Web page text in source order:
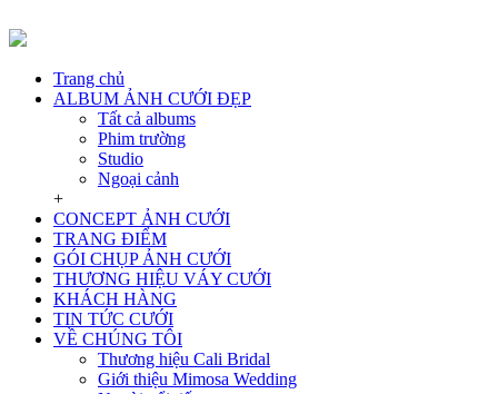
Trang chủ
ALBUM ẢNH CƯỚI ĐẸP
Tất cả albums
Phim trường
Studio
Ngoại cảnh
+
CONCEPT ẢNH CƯỚI
TRANG ĐIỂM
GÓI CHỤP ẢNH CƯỚI
THƯƠNG HIỆU VÁY CƯỚI
KHÁCH HÀNG
TIN TỨC CƯỚI
VỀ CHÚNG TÔI
Thương hiệu Cali Bridal
Giới thiệu Mimosa Wedding